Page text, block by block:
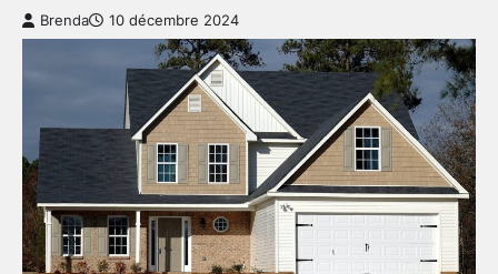
Brenda 10 décembre 2024